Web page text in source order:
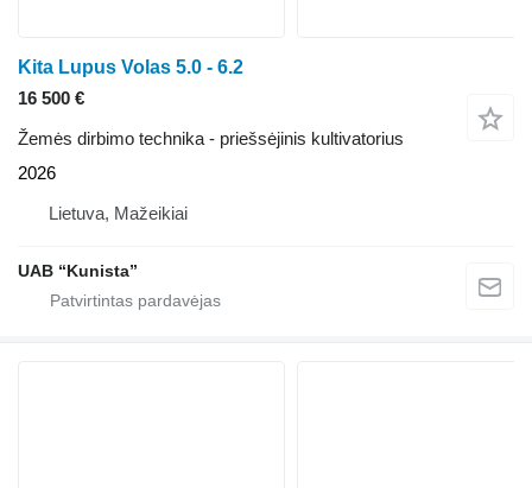
Kita Lupus Volas 5.0 - 6.2
16 500 €
Žemės dirbimo technika - priešsėjinis kultivatorius
2026
Lietuva, Mažeikiai
UAB “Kunista”